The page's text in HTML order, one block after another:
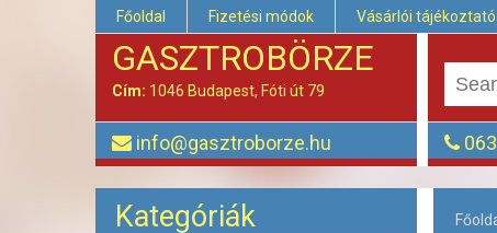
Főoldal Fizetési módok Vásárlói tájékoztató
GASZTROBÖRZE
Cím: 1046 Budapest, Fóti út 79
info@gasztroborze.hu
Kategóriák